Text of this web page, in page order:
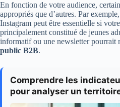
En fonction de votre audience,
appropriés que d’autres. Par
Instagram peut être essentielle si
principalement constitué de jeunes
informatif ou une newsletter pourrait
public B2B.
Comprendre les
pour analyser un